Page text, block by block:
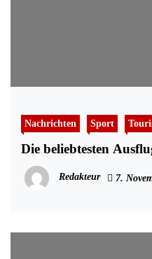
Nachrichten Sport
Die beliebtesten
Redakteur 7.